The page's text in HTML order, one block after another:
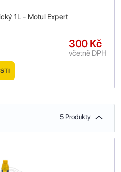
1L - Motul Expert
300 Kč
včetně DPH
5 Produkty